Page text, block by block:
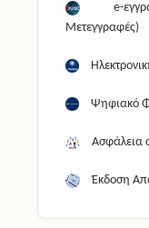
e-
Μετεγγραφές)
Ψηφιακό
Ασφάλεια
Έκδοση